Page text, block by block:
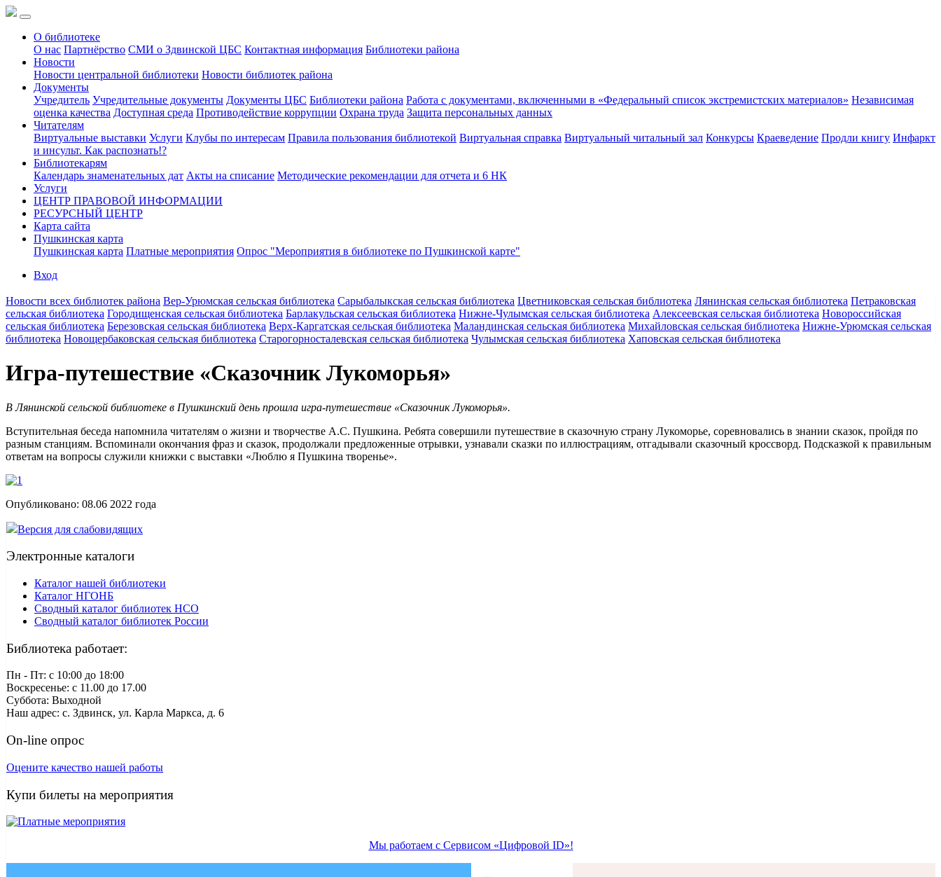
О библиотеке
О нас Партнёрство СМИ о Здвинской ЦБС Контактная информация Библиотеки района
Новости
Новости центральной библиотеки Новости библиотек района
Документы
Учредитель Учредительные документы Документы ЦБС Библиотеки района Работа с документами, включенными в «Федеральный список экстремистских материалов» Независимая
оценка качества Доступная среда Противодействие коррупции Охрана труда Защита персональных данных
Читателям
Виртуальные выставки Услуги Клубы по интересам Правила пользования библиотекой Виртуальная справка Виртуальный читальный зал Конкурсы Краеведение Продли книгу Инфаркт
и инсульт. Как распознать!?
Библиотекарям
Календарь знаменательных дат Акты на списание Методические рекомендации для отчета и 6 НК
Услуги
ЦЕНТР ПРАВОВОЙ ИНФОРМАЦИИ
РЕСУРСНЫЙ ЦЕНТР
Карта сайта
Пушкинская карта
Пушкинская карта Платные мероприятия Опрос "Мероприятия в библиотеке по Пушкинской карте"
Вход
Новости всех библиотек района Вер-Урюмская сельская библиотека Сарыбалыкская сельская библиотека Цветниковская сельская библиотека Лянинская сельская библиотека Петраковская
сельская библиотека Городищенская сельская библиотека Барлакульская сельская библиотека Нижне-Чулымская сельская библиотека Алексеевская сельская библиотека Новороссийская
сельская библиотека Березовская сельская библиотека Верх-Каргатская сельская библиотека Маландинская сельская библиотека Михайловская сельская библиотека Нижне-Урюмская сельская
библиотека Новощербаковская сельская библиотека Старогорносталевская сельская библиотека Чулымская сельская библиотека Хаповская сельская библиотека
Игра-путешествие «Сказочник Лукоморья»
В Лянинской сельской библиотеке в Пушкинский день прошла игра-путешествие «Сказочник Лукоморья».
Вступительная беседа напомнила читателям о жизни и творчестве А.С. Пушкина. Ребята совершили путешествие в сказочную страну Лукоморье, соревновались в знании сказок, пройдя по
разным станциям. Вспоминали окончания фраз и сказок, продолжали предложенные отрывки, узнавали сказки по иллюстрациям, отгадывали сказочный кроссворд. Подсказкой к правильным
ответам на вопросы служили книжки с выставки «Люблю я Пушкина творенье».
Опубликовано: 08.06 2022 года
Версия для слабовидящих
Электронные каталоги
Каталог нашей библиотеки
Каталог НГОНБ
Сводный каталог библиотек НСО
Сводный каталог библиотек России
Библиотека работает:
Пн - Пт: c 10:00 до 18:00
Воскресенье: с 11.00 до 17.00
Суббота: Выходной
Наш адрес: с. Здвинск, ул. Карла Маркса, д. 6
On-line опрос
Оцените качество нашей работы
Купи билеты на мероприятия
Мы работаем с Сервисом «Цифровой ID»!